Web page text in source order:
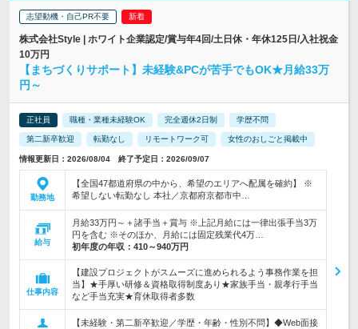
志望動機・自己PR不要
株式会社Style | ホワイト企業認定/賞与年4回/土日休・年休125日/入社祝金
10万円
【まちづくりサポート】未経験&PCが苦手でもOK★月給33万
円～
正社員 職種・業種未経験OK 完全週休2日制 学歴不問
第二新卒歓迎 転勤なし リモートワーク可 女性のおしごと掲載中
情報更新日：2026/08/04 終了予定日：2026/09/07
勤務地
【全国47都道府県の中から、希望のエリアへ配属を確約】 ※
希望しない転勤なし 本社／京都府京都市中…
給与
月給33万円～＋諸手当＋賞与 ※上記月給には一律出張手当3万
円を含む ※そのほか、月給には固定残業代4万…
初年度の年収： 410～940万円
仕事内容
【建設プロジェクトがスムーズに進められるよう事務作業を担
当】★手厚い研修＆資格取得制度あり★家族手当・親孝行手当
など手当充実★育休取得者多数
【未経験・第二新卒歓迎／学歴・年齢・性別不問】◆Web面接